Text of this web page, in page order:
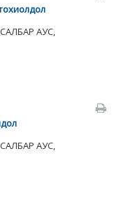
АУС,
АУС,